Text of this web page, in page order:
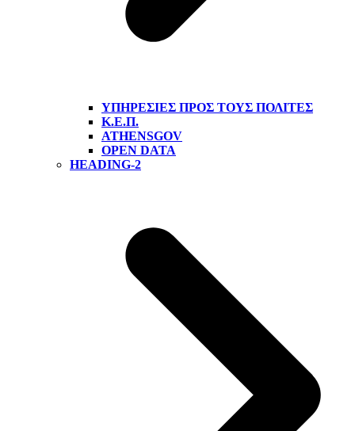
ΥΠΗΡΕΣΊΕΣ ΠΡΟΣ ΤΟΥΣ ΠΟΛΊΤΕΣ
Κ.Ε.Π.
ATHENSGOV
OPEN DATA
HEADING-2